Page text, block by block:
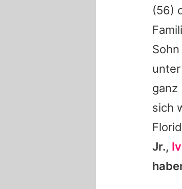
(56)
Sohn
ganz
sich
Jr.,